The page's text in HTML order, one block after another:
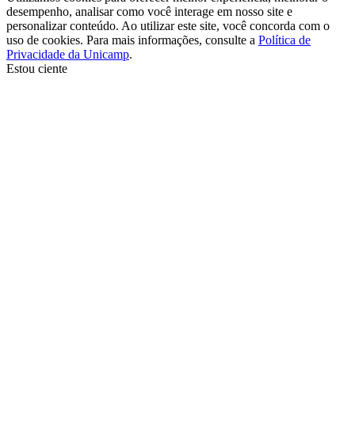
desempenho, analisar como você interage em nosso site e
personalizar conteúdo. Ao utilizar este site, você concorda com o
uso de cookies. Para mais informações, consulte a Política de
Privacidade da Unicamp.
Estou ciente